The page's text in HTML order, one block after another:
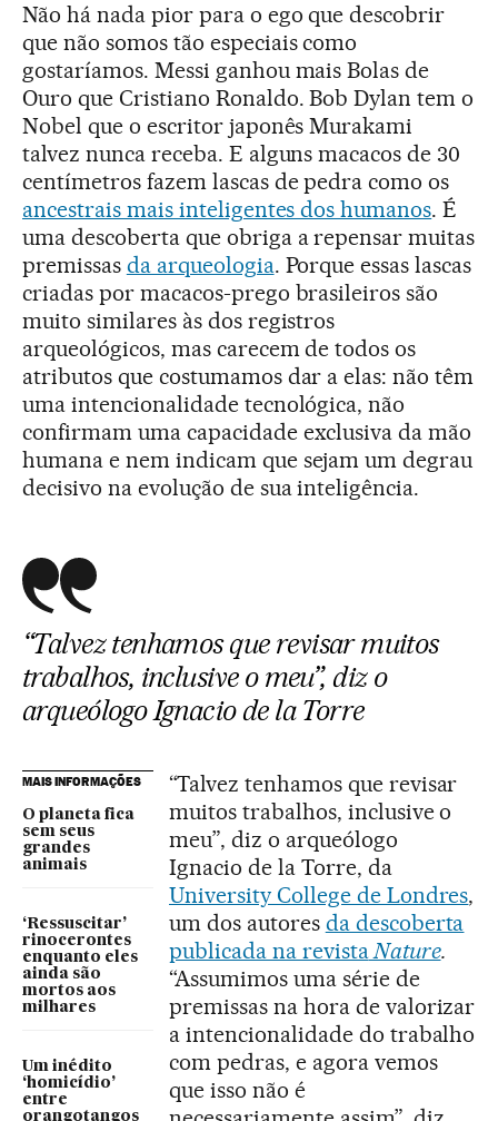
Não há nada pior para o ego que descobrir
que não somos tão especiais como
gostaríamos. Messi ganhou mais Bolas de
Ouro que Cristiano Ronaldo. Bob Dylan tem o
Nobel que o escritor japonês Murakami
talvez nunca receba. E alguns macacos de 30
centímetros fazem lascas de pedra como os
ancestrais mais inteligentes dos humanos. É
uma descoberta que obriga a repensar muitas
premissas da arqueologia. Porque essas lascas
criadas por macacos-prego brasileiros são
muito similares às dos registros
arqueológicos, mas carecem de todos os
atributos que costumamos dar a elas: não têm
uma intencionalidade tecnológica, não
confirmam uma capacidade exclusiva da mão
humana e nem indicam que sejam um degrau
decisivo na evolução de sua inteligência.
“Talvez tenhamos que revisar muitos
trabalhos, inclusive o meu”, diz o
arqueólogo Ignacio de la Torre
MAIS INFORMAÇÕES
O planeta fica
sem seus
grandes
animais
‘Ressuscitar’
rinocerontes
enquanto eles
ainda são
mortos aos
milhares
Um inédito
‘homicídio’
entre
orangotangos
“Talvez tenhamos que revisar
muitos trabalhos, inclusive o
meu”, diz o arqueólogo
Ignacio de la Torre, da
University College de Londres,
um dos autores da descoberta
publicada na revistaNature.
“Assumimos uma série de
premissas na hora de valorizar
a intencionalidade do trabalho
com pedras, e agora vemos
que isso não é